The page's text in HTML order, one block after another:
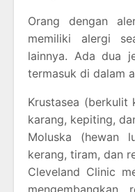
Orang dengan
memiliki alergi
lainnya. Ada dua
termasuk di dalam
Krustasea (berkulit
karang, kepiting,
Moluska (hewan
kerang, tiram, dan
Cleveland Clinic